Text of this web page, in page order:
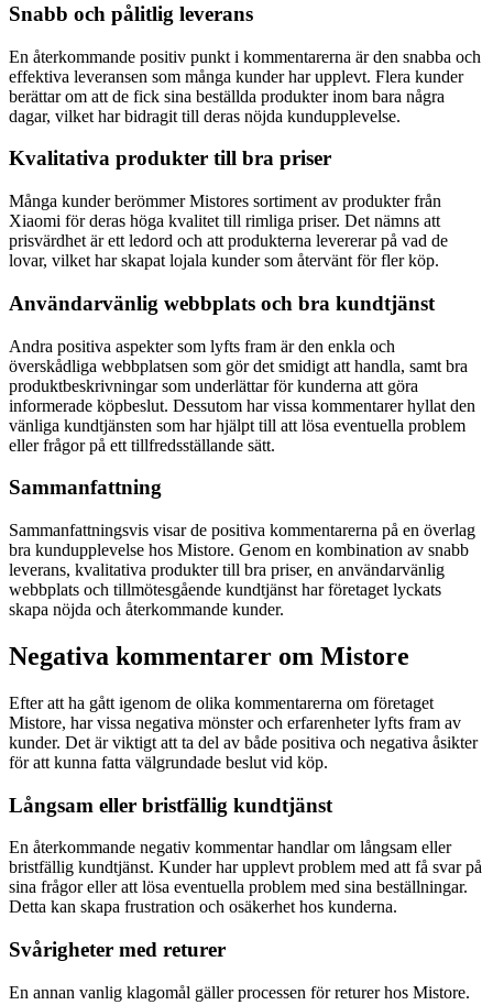
Snabb och pålitlig leverans
En återkommande positiv punkt i kommentarerna är den snabba och
effektiva leveransen som många kunder har upplevt. Flera kunder
berättar om att de fick sina beställda produkter inom bara några
dagar, vilket har bidragit till deras nöjda kundupplevelse.
Kvalitativa produkter till bra priser
Många kunder berömmer Mistores sortiment av produkter från
Xiaomi för deras höga kvalitet till rimliga priser. Det nämns att
prisvärdhet är ett ledord och att produkterna levererar på vad de
lovar, vilket har skapat lojala kunder som återvänt för fler köp.
Användarvänlig webbplats och bra kundtjänst
Andra positiva aspekter som lyfts fram är den enkla och
överskådliga webbplatsen som gör det smidigt att handla, samt bra
produktbeskrivningar som underlättar för kunderna att göra
informerade köpbeslut. Dessutom har vissa kommentarer hyllat den
vänliga kundtjänsten som har hjälpt till att lösa eventuella problem
eller frågor på ett tillfredsställande sätt.
Sammanfattning
Sammanfattningsvis visar de positiva kommentarerna på en överlag
bra kundupplevelse hos Mistore. Genom en kombination av snabb
leverans, kvalitativa produkter till bra priser, en användarvänlig
webbplats och tillmötesgående kundtjänst har företaget lyckats
skapa nöjda och återkommande kunder.
Negativa kommentarer om Mistore
Efter att ha gått igenom de olika kommentarerna om företaget
Mistore, har vissa negativa mönster och erfarenheter lyfts fram av
kunder. Det är viktigt att ta del av både positiva och negativa åsikter
för att kunna fatta välgrundade beslut vid köp.
Långsam eller bristfällig kundtjänst
En återkommande negativ kommentar handlar om långsam eller
bristfällig kundtjänst. Kunder har upplevt problem med att få svar på
sina frågor eller att lösa eventuella problem med sina beställningar.
Detta kan skapa frustration och osäkerhet hos kunderna.
Svårigheter med returer
En annan vanlig klagomål gäller processen för returer hos Mistore.